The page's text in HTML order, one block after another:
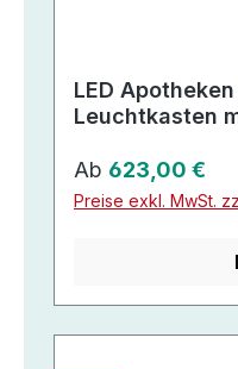
LED
Leuchtkasten
Regulärer Preis:
Ab 623,00 €
Preise exkl. MwSt.